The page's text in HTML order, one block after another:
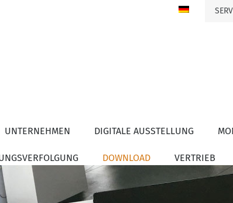
UNTERNEHMEN DIGITALE AUSSTELLUNG
DOWNLOAD VERTRIEB